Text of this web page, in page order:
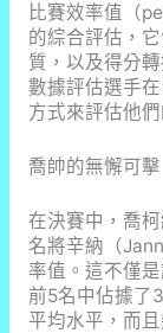
比賽效率值（
的綜合評估，
質，以及得分
數據評估選手
方式來評估他們
喬帥的無懈可擊
在決賽中，喬
名將辛納（
率值。這不僅
前5名中佔據了
平均水平，而